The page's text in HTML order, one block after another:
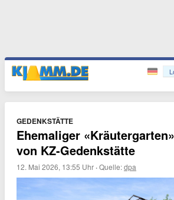
GEDENKSTÄTTE
Ehemaliger
von KZ-Gedenkstätte
12. Mai 2026, 13:55 Uhr ·Quelle:dpa